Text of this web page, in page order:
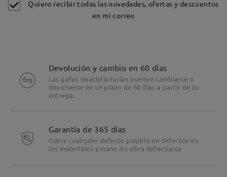
Quiero recibir todas las novedades, ofertas y descuentos
en mi correo
Devolución y cambio en 60 días
Las gafas insatisfactorias pueden cambiarse o
devolverse en un plazo de 60 días a partir de su
entrega.
Garantía de 365 días
Cubre cualquier defecto posible en defectos en
los materiales y mano do obra defectuosa